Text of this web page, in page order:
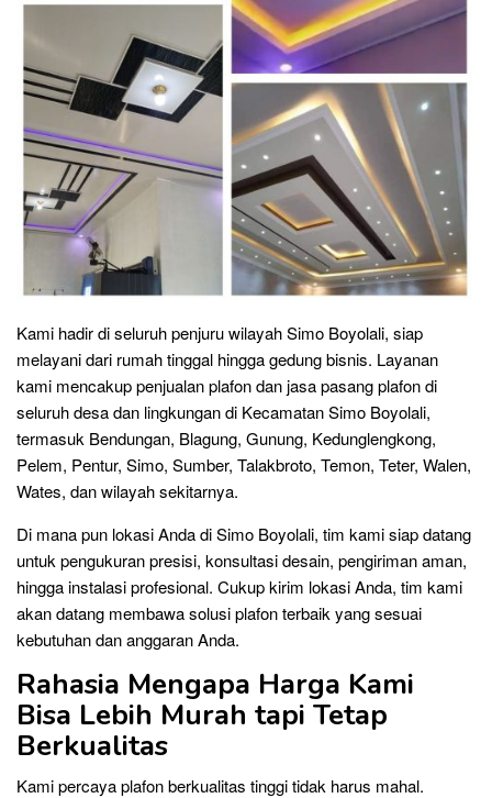
Kami hadir di seluruh penjuru wilayah Simo Boyolali, siap
melayani dari rumah tinggal hingga gedung bisnis. Layanan
kami mencakup penjualan plafon dan jasa pasang plafon di
seluruh desa dan lingkungan di Kecamatan Simo Boyolali,
termasuk Bendungan, Blagung, Gunung, Kedunglengkong,
Pelem, Pentur, Simo, Sumber, Talakbroto, Temon, Teter, Walen,
Wates, dan wilayah sekitarnya.
Di mana pun lokasi Anda di Simo Boyolali, tim kami siap datang
untuk pengukuran presisi, konsultasi desain, pengiriman aman,
hingga instalasi profesional. Cukup kirim lokasi Anda, tim kami
akan datang membawa solusi plafon terbaik yang sesuai
kebutuhan dan anggaran Anda.
Rahasia Mengapa Harga Kami
Bisa Lebih Murah tapi Tetap
Berkualitas
Kami percaya plafon berkualitas tinggi tidak harus mahal.